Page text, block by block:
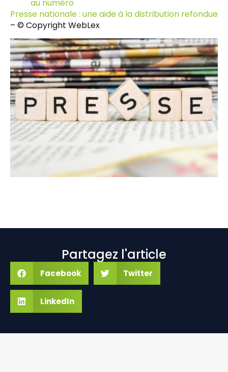
au numéro
Presse nationale : une aide à la distribution refondue
– © Copyright WebLex
Partagez l'article
Facebook Twitter
LinkedIn